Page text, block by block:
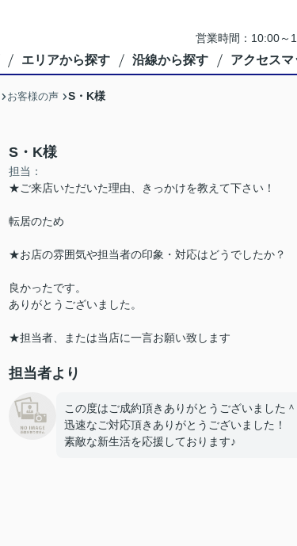
営業時間：10:00～
エリアから探す 沿線から探す アクセスマ
お客様の声 S・K様
S・K様
担当：
★ご来店いただいた理由、きっかけを教えて下さい！
転居のため
★お店の雰囲気や担当者の印象・対応はどうでしたか？
良かったです。
ありがとうございました。
★担当者、または当店に一言お願い致します
担当者より
この度はご成約頂きありがとうございました
迅速なご対応頂きありがとうございました！
素敵な新生活を応援しております♪